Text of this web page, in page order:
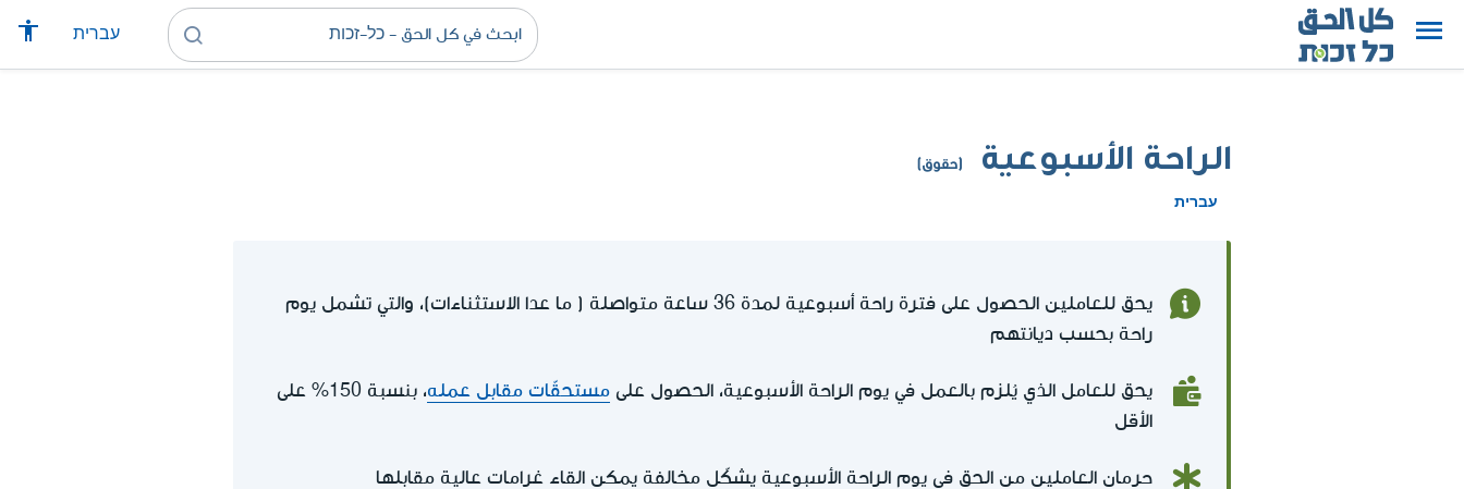
עברית
الراحة الأسبوعية (حقوق)
עברית
يحق للعاملين الحصول على فترة راحة أسبوعية لمدة 36 ساعة متواصلة ( ما عدا الاستثناءات)، والتي تشمل يوم
راحة بحسب ديانتهم
يحق للعامل الذي يُلزم بالعمل في يوم الراحة الأسبوعية، الحصول على مستحقّات مقابل عمله
، بنسبة 150% على
الأقل
حرمان العاملين من الحق في يوم الراحة الأسبوعية يشكّل مخالفة يمكن القاء غرامات عالية مقابلها